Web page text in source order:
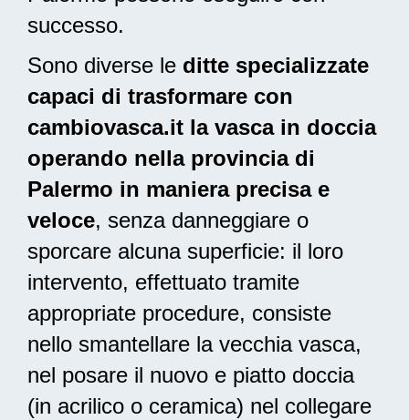
successo.
Sono diverse le ditte specializzate
capaci di trasformare con
cambiovasca.it la vasca in doccia
operando nella provincia di
Palermo in maniera precisa e
veloce, senza danneggiare o
sporcare alcuna superficie: il loro
intervento, effettuato tramite
appropriate procedure, consiste
nello smantellare la vecchia vasca,
nel posare il nuovo e piatto doccia
(in acrilico o ceramica) nel collegare